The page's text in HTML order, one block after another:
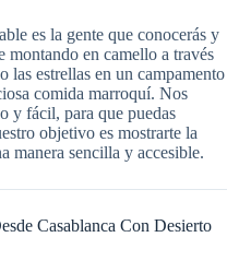
es la gente que conocerás y
montando en camello a través
las estrellas en un campamento
comida marroquí. Nos
y fácil, para que puedas
objetivo es mostrarte la
manera sencilla y accesible.
Casablanca Con Desierto